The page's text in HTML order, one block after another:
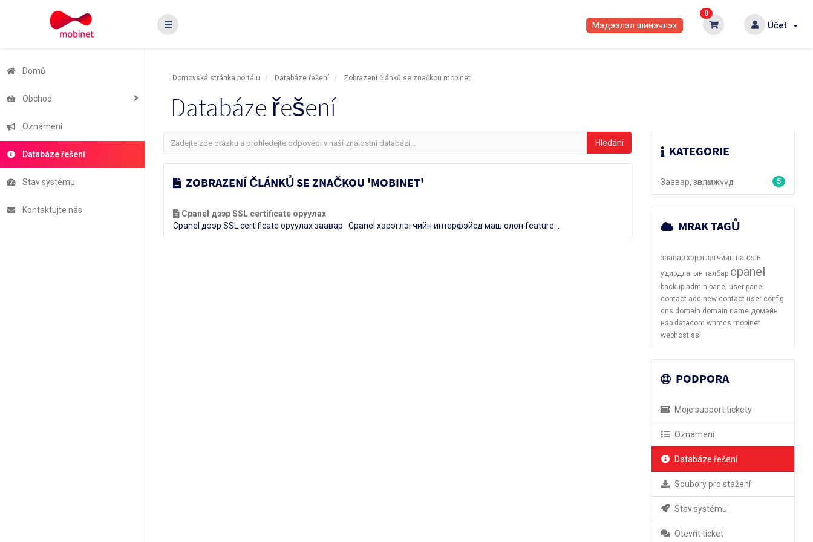
Мэдээлэл шинэчлэх
0
Účet
Domů
Obchod
Oznámení
Databáze řešení
Stav systému
Kontaktujte nás
Domovská stránka portálu Databáze řešení Zobrazení článků se značkou mobinet
Databáze řešení
KATEGORIE
5
Заавар, зөвлөмжүүд
ZOBRAZENÍ ČLÁNKŮ SE ZNAČKOU 'MOBINET'
Cpanel дээр SSL certificate оруулах
Cpanel дээр SSL certificate оруулах заавар Cpanel хэрэглэгчийн интерфэйсд маш олон feature...
MRAK TAGŮ
заавар хэрэглэгчийн панель
удирдлагын талбар cpanel
backup admin panel user panel
contact add new contact user config
dns domain domain name домэйн
нэр datacom whmcs mobinet
webhost ssl
PODPORA
Moje support tickety
Oznámení
Databáze řešení
Soubory pro stažení
Stav systému
Otevřít ticket